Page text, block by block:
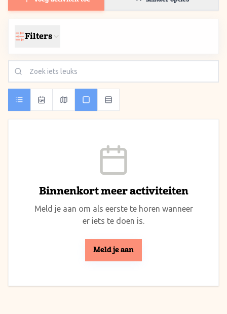
Filters
Binnenkort meer activiteiten
Meld je aan om als eerste te horen wanneer
er iets te doen is.
Meld je aan